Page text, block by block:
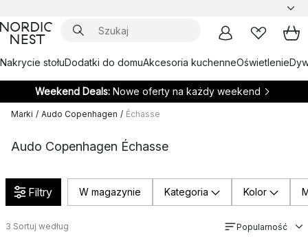
Nakrycie stołuDodatki do domuAkcesoria kuchenneOświetlenie
Weekend Deals: Nowe oferty na każdy weekend
Marki / Audo Copenhagen / Échasse
Audo Copenhagen Échasse
Filtry W magazynie Kategoria Kolor
3 Sortuj według Popularność